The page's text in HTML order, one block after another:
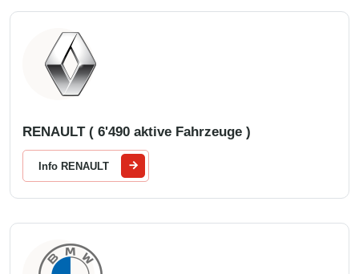
RENAULT ( 6'490 aktive Fahrzeuge )
Info RENAULT